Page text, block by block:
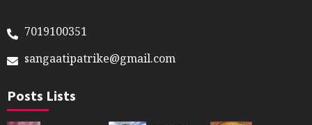
7019100351
sangaatipatrike@gmail.com
Posts Lists